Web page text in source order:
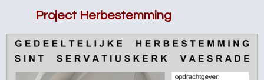
Project Herbestemming